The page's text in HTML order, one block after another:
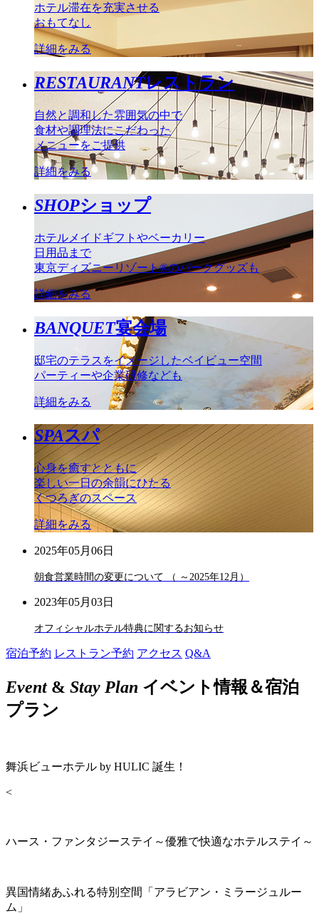
ホテル滞在を充実させる
おもてなし
詳細をみる
RESTAURANTレストラン
自然と調和した雰囲気の中で
食材や調理法にこだわった
メニューをご提供
詳細をみる
SHOPショップ
ホテルメイドギフトやベーカリー
日用品まで
東京ディズニーリゾート®のパークグッズも
詳細をみる
BANQUET宴会場
邸宅のテラスをイメージしたベイビュー空間
パーティーや企業研修なども
詳細をみる
SPAスパ
心身を癒すとともに
楽しい一日の余韻にひたる
くつろぎのスペース
詳細をみる
2025年05月06日
朝食営業時間の変更について （ ～2025年12月）
2023年05月03日
オフィシャルホテル特典に関するお知らせ
宿泊予約 レストラン予約 アクセス Q&A
Event& Stay Plan イベント情報＆宿泊
プラン
舞浜ビューホテル by HULIC 誕生！
<
ハース・ファンタジーステイ～優雅で快適なホテルステイ～
異国情緒あふれる特別空間「アラビアン・ミラージュルー
ム」